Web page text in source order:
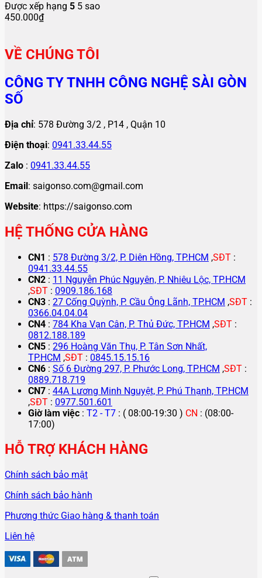
Được xếp hạng 5 5 sao
450.000₫
VỀ CHÚNG TÔI
CÔNG TY TNHH CÔNG NGHỆ SÀI GÒN
SỐ
Địa chỉ: 578 Đường 3/2 , P14 , Quận 10
Điện thoại: 0941.33.44.55
Zalo : 0941.33.44.55
Email: saigonso.com@gmail.com
Website: https://saigonso.com
HỆ THỐNG CỬA HÀNG
CN1 : 578 Đường 3/2, P. Diên Hồng, TP.HCM ,SĐT :
0941.33.44.55
CN2 : 11 Nguyễn Phúc Nguyên, P. Nhiêu Lộc, TP.HCM
,SĐT : 0909.186.168
CN3 : 27 Cống Quỳnh, P. Cầu Ông Lãnh, TP.HCM ,SĐT :
0366.04.04.04
CN4 : 784 Kha Vạn Cân, P. Thủ Đức, TP.HCM ,SĐT :
0812.188.189
CN5 : 296 Hoàng Văn Thụ, P. Tân Sơn Nhất,
TP.HCM ,SĐT : 0845.15.15.16
CN6 : Số 6 Đường 297, P. Phước Long, TP.HCM ,SĐT :
0889.718.719
CN7 : 44A Lương Minh Nguyệt, P. Phú Thạnh, TP.HCM
,SĐT : 0977.501.601
Giờ làm việc : T2 - T7 : ( 08:00-19:30 ) CN : (08:00-
17:00)
HỖ TRỢ KHÁCH HÀNG
Chính sách bảo mật
Chính sách bảo hành
Phương thức Giao hàng & thanh toán
Liên hệ